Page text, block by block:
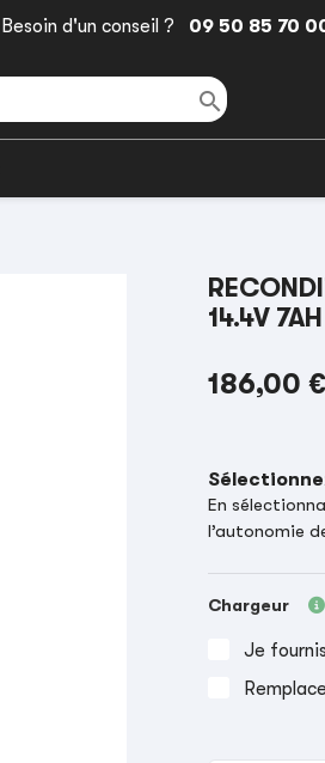
Besoin d'un conseil ? 09 50 85 70

14.4V 7AH
186,00 €
En
l’autonomie
Chargeur
Je